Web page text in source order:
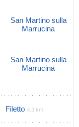
San Martino sulla
Marrucina
San Martino sulla
Marrucina
Filetto 4.3 km